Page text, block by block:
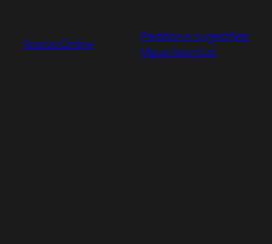
Acervo Online
Pedidos e sugestões
Meus favoritos